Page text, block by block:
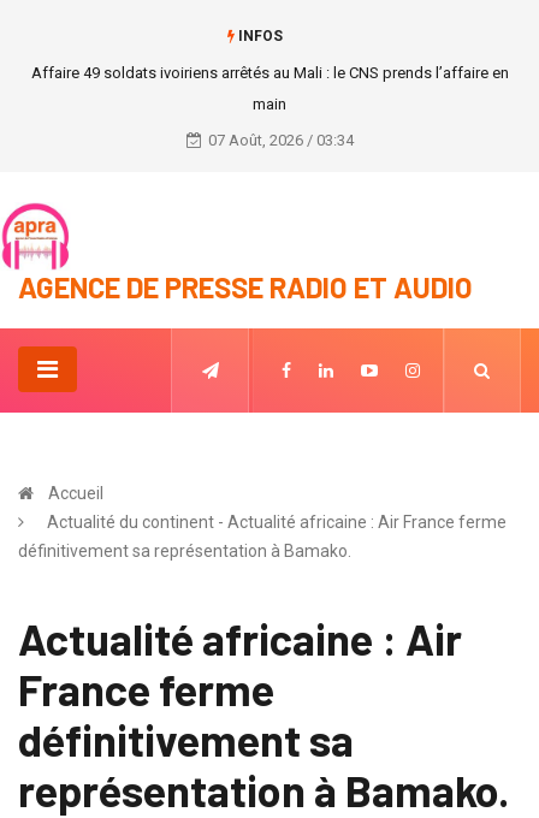
INFOS
Urgent Côte d’Ivoire : Le transformateur de la base de la Compagnie
Ivoirienne d’Electricité (CIE) a brûlé.
07 Août, 2026 / 03:34
AGENCE DE PRESSE RADIO ET AUDIO
Accueil
Actualité du continent - Actualité africaine : Air France ferme
définitivement sa représentation à Bamako.
Actualité africaine : Air
France ferme
définitivement sa
représentation à Bamako.